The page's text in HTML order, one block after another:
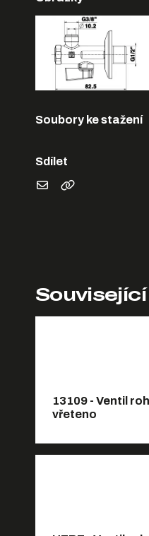
Soubory ke stažení
Sdílet
13109 - Ventil
vřeteno